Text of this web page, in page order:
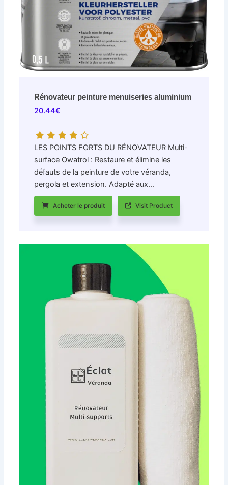
Rénovateur peinture menuiseries aluminium
20.44€
LES POINTS FORTS DU RÉNOVATEUR Multi-
surface Owatrol : Restaure et élimine les
défauts de la peinture de votre véranda,
pergola et extension. Adapté aux…
Acheter le produit Visit Product